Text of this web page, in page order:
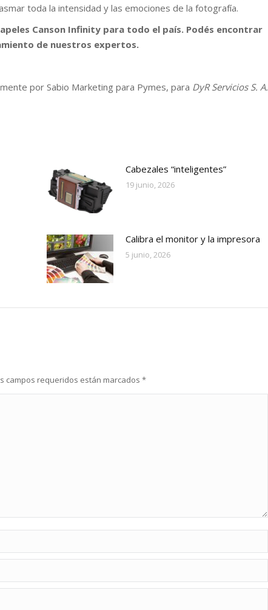
toda la intensidad y las emociones de la fotografía.
Canson Infinity para todo el país. Podés encontrar
de nuestros expertos.
por Sabio Marketing para Pymes, para DyR Servicios S. A.
Cabezales “inteligentes”
19 junio, 2026
Calibra el monitor y la impresora
5 junio, 2026
campos requeridos están marcados *